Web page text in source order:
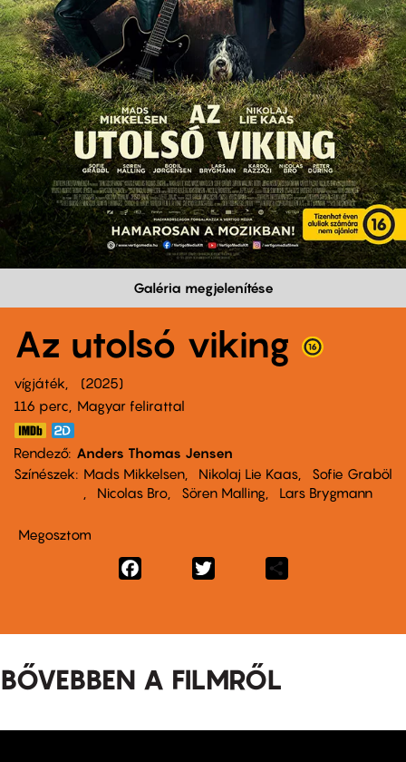
Galéria megjelenítése
Az utolsó viking
vígjáték
2025
116 perc,
Magyar felirattal
Rendező Anders Thomas Jensen
Színészek
Mads Mikkelsen Nikolaj Lie Kaas
Sofie Graböl
Nicolas Bro
Sören Malling Lars Brygmann
Megosztom
Facebook
BŐVEBBEN A FILMRŐL